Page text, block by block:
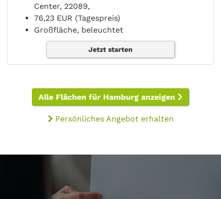
Center, 22089,
76,23 EUR (Tagespreis)
Großfläche, beleuchtet
Jetzt starten
Alle Flächen für Hamburg anzeigen
Persönliches Angebot erhalten